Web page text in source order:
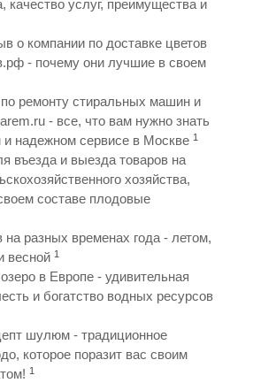
качество услуг, преимущества и
о компании по доставке цветов
- почему они лучшие в своем
ремонту стиральных машин и
- все, что вам нужно знать
и надежном сервисе в Москве 1
въезда и выезда товаров на
хозяйства,
составе плодовые
на разных временах года - летом,
весной 1
в Европе - удивительная
и богатство водных ресурсов
шулюм - традиционное
которое поразит вас своим
1